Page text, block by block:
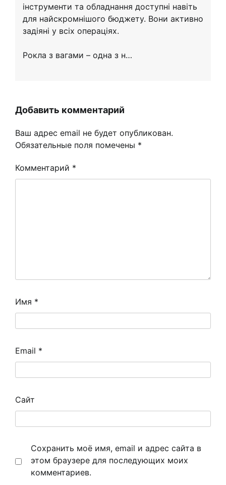
інструменти та обладнання доступні навіть
для найскромнішого бюджету. Вони активно
задіяні у всіх операціях.
Рокла з вагами – одна з н…
Добавить комментарий
Ваш адрес email не будет опубликован.
Обязательные поля помечены *
Комментарий *
Имя *
Email *
Сайт
Сохранить моё имя, email и адрес сайта в
этом браузере для последующих моих
комментариев.